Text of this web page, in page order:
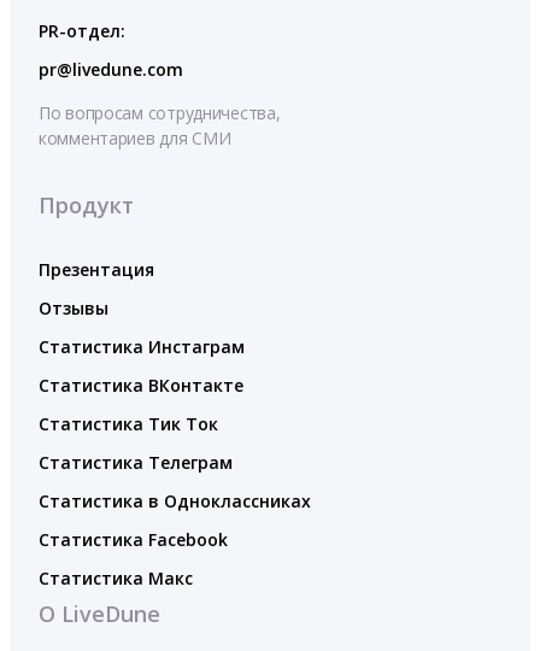
PR-отдел:
pr@livedune.com
По вопросам сотрудничества,
комментариев для СМИ
Продукт
Презентация
Отзывы
Статистика Инстаграм
Статистика ВКонтакте
Статистика Тик Ток
Статистика Телеграм
Статистика в Одноклассниках
Статистика Facebook
Статистика Макс
О LiveDune